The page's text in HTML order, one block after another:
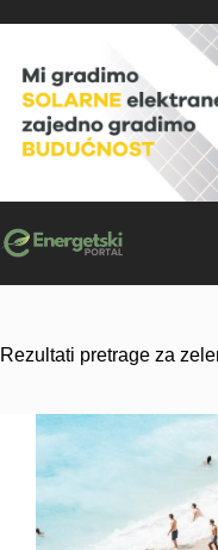
to
Rezultati pretrage za